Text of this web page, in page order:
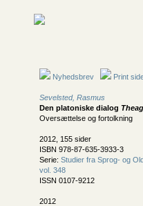
Nyhedsbrev Print
Sevelsted, Rasmus
Den platoniske dialog
Oversættelse og fortolkning
2012, 155 sider
ISBN 978-87-635-3933-3
Serie: Studier fra Sprog- og
vol. 348
ISSN 0107-9212
2012